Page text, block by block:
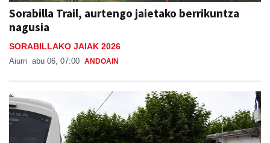
Sorabilla Trail, aurtengo jaietako berrikuntza
nagusia
SORABILLAKO JAIAK 2026
Aiurri abu 06, 07:00 ANDOAIN